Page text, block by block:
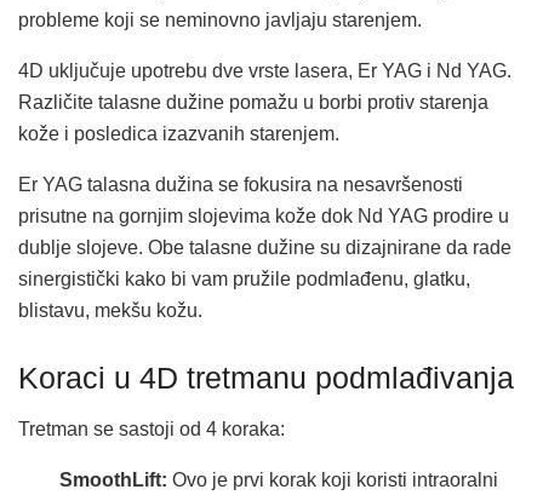
probleme koji se neminovno javljaju starenjem.
4D uključuje upotrebu dve vrste lasera, Er YAG i Nd YAG.
Različite talasne dužine pomažu u borbi protiv starenja
kože i posledica izazvanih starenjem.
Er YAG talasna dužina se fokusira na nesavršenosti
prisutne na gornjim slojevima kože dok Nd YAG prodire u
dublje slojeve. Obe talasne dužine su dizajnirane da rade
sinergistički kako bi vam pružile podmlađenu, glatku,
blistavu, mekšu kožu.
Koraci u 4D tretmanu podmlađivanja
Tretman se sastoji od 4 koraka:
SmoothLift: Ovo je prvi korak koji koristi intraoralni